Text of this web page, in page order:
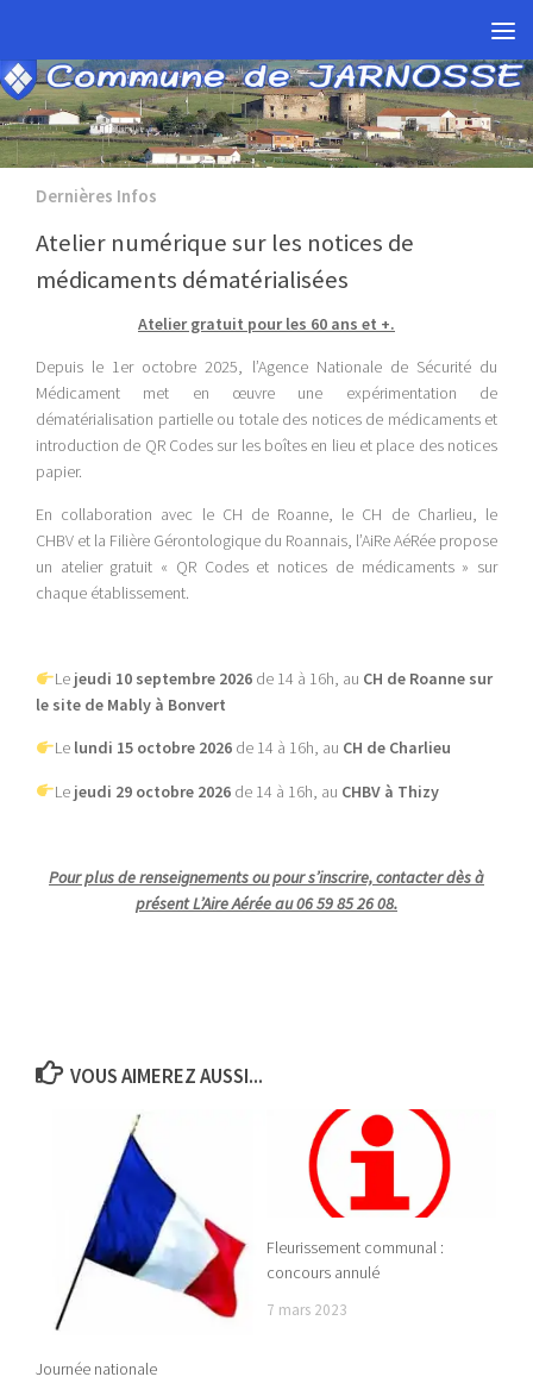
Dernières Infos
Atelier numérique sur les notices de
médicaments dématérialisées
Atelier gratuit pour les 60 ans et +.
Depuis le 1er octobre 2025, l’Agence Nationale de Sécurité du
Médicament met en œuvre une expérimentation de
dématérialisation partielle ou totale des notices de médicaments et
introduction de QR Codes sur les boîtes en lieu et place des notices
papier.
En collaboration avec le CH de Roanne, le CH de Charlieu, le
CHBV et la Filière Gérontologique du Roannais, l’AiRe AéRée propose
un atelier gratuit « QR Codes et notices de médicaments » sur
chaque établissement.
Le jeudi 10 septembre 2026 de 14 à 16h, au CH de Roanne sur
le site de Mably à Bonvert
Le lundi 15 octobre 2026 de 14 à 16h, au CH de Charlieu
Le jeudi 29 octobre 2026 de 14 à 16h, au CHBV à Thizy
Pour plus de renseignements ou pour s’inscrire, contacter dès à
présent L’Aire Aérée au 06 59 85 26 08.
VOUS AIMEREZ AUSSI...
Journée nationale
Fleurissement communal :
concours annulé
7 mars 2023